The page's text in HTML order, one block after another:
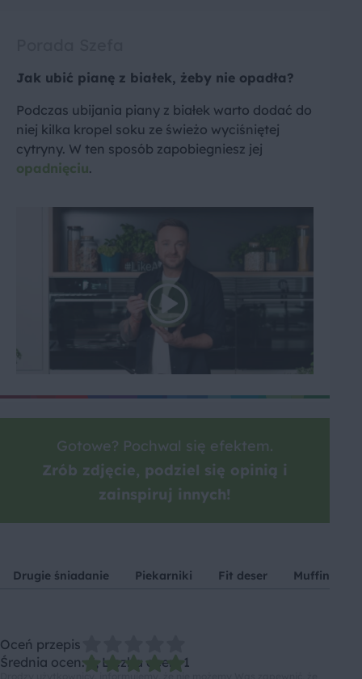
Jak ubić pianę z białek, żeby nie opadła?
Podczas ubijania piany z białek warto dodać do
niej kilka kropel soku ze świeżo wyciśniętej
cytryny. W ten sposób zapobiegniesz jej
opadnięciu.
Gotowe? Pochwal się efektem.
Zrób zdjęcie, podziel się opinią i
zainspiruj innych!
Drugie śniadanie Piekarniki Fit deser Muffinki
Oceń przepis
Średnia ocen: 5, Liczba ocen: 1